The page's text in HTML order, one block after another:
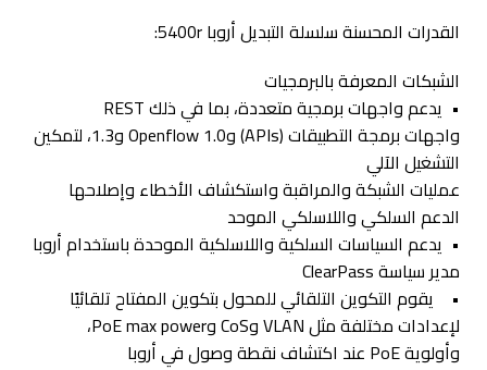
القدرات المحسنة سلسلة التبديل أروبا 5400r:
الشبكات المعرفة بالبرمجيات
• يدعم واجهات برمجية متعددة، بما في ذلك REST
واجهات برمجة التطبيقات (APIs) وOpenflow 1.0 و1.3، لتمكين
التشغيل الآلي
عمليات الشبكة والمراقبة واستكشاف الأخطاء وإصلاحها
الدعم السلكي واللاسلكي الموحد
• يدعم السياسات السلكية واللاسلكية الموحدة باستخدام أروبا
مدير سياسة ClearPass
• يقوم التكوين التلقائي للمحول بتكوين المفتاح تلقائيًا
لإعدادات مختلفة مثل VLAN وCoS وPoE max power،
وأولوية PoE عند اكتشاف نقطة وصول في أروبا